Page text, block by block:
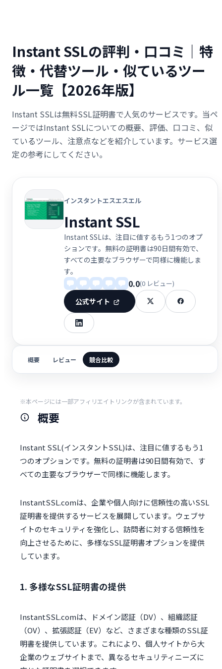
Instant SSLの評判・口コミ｜特
徴・代替ツール・似ているツー
ル一覧【2026年版】
Instant SSLは無料SSL証明書で人気のサービスです。当ペ
ージではInstant SSLについての概要、評価、口コミ、似
ているツール、注意点などを紹介しています。サービス選
定の参考にしてください。
インスタントエスエスエル
Instant SSL
Instant SSLは、注目に値するもう1つのオプ
ションです。無料の証明書は90日間有効で、
すべての主要なブラウザーで同様に機能しま
す。
0.0(0 レビュー)
公式サイト
概要 レビュー 競合比較
※本ページには一部アフィリエイトリンクが含まれています。
概要
Instant SSL(インスタントSSL)は、注目に値するもう1
つのオプションです。無料の証明書は90日間有効で、す
べての主要なブラウザーで同様に機能します。
InstantSSL.comは、企業や個人向けに信頼性の高いSSL
証明書を提供するサービスを展開しています。ウェブサ
イトのセキュリティを強化し、訪問者に対する信頼性を
向上させるために、多様なSSL証明書オプションを提供
しています。
1. 多様なSSL証明書の提供
InstantSSL.comは、ドメイン認証（DV）、組織認証
（OV）、拡張認証（EV）など、さまざまな種類のSSL証
明書を提供しています。これにより、個人サイトから大
企業のウェブサイトまで、異なるセキュリティニーズに